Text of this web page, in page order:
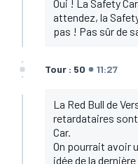
Oui ! La Safety
attendez, la
pas ! Pas sûr de
Tour : 50 11:27
La Red Bull de
retardataires
Car.
On pourrait avoir
idée de la